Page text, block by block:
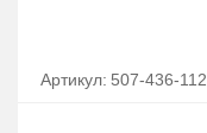
Артикул: 507-436-112